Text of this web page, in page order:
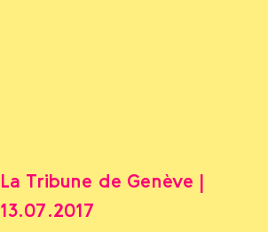
La Tribune de Genève |
13.07.2017